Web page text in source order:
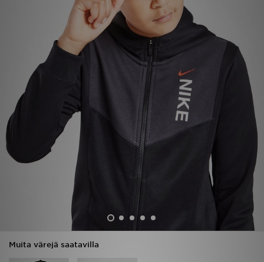
Muita värejä saatavilla
Jalkapallo
Urheilu
Lataa JD-sovellus
Minun viestini
Asiakaspalvelu ja tietoa